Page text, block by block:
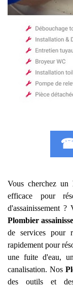
☎
Vous cherchez un
efficace pour
d'assainissement
Plombier
de services pour
rapidement pour
une fuite d'eau,
canalisation. Nos
des outils et